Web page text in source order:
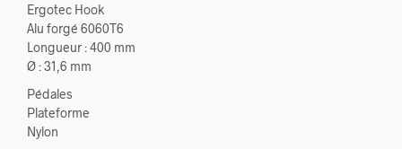
Ergotec Hook
Alu forgé 6060T6
Longueur : 400 mm
Ø : 31,6 mm
Pédales
Plateforme
Nylon